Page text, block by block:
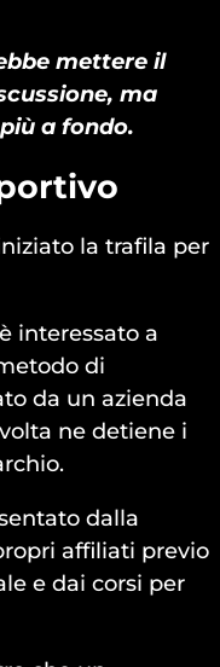
mettere il
ma
a fondo.
la trafila per
interessato a
di
da un azienda
ne detiene i
dalla
affiliati previo
e dai corsi per